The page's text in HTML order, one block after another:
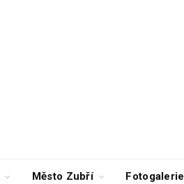
Město Zubří Fotogalerie